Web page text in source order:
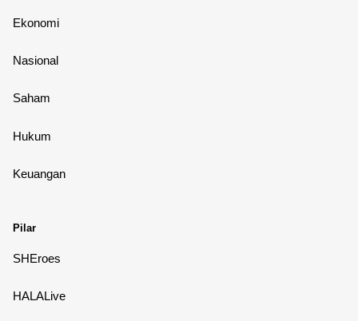
Ekonomi
Nasional
Saham
Hukum
Keuangan
Pilar
SHEroes
HALALive